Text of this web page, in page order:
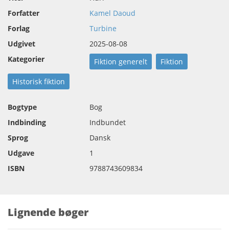
Forfatter
Kamel Daoud
Forlag
Turbine
Udgivet
2025-08-08
Kategorier
Fiktion generelt Fiktion
Historisk fiktion
Bogtype
Bog
Indbinding
Indbundet
Sprog
Dansk
Udgave
1
ISBN
9788743609834
Lignende bøger